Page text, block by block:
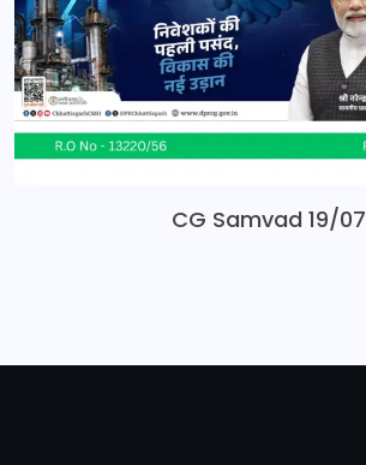
CG Samvad 19/07